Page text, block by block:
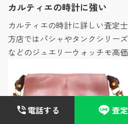
電話する 査定
カルティエの時計に強い
カルティエの時計に詳しい査定
方店ではパシャやタンクシリー
などのジュエリーウォッチモ高